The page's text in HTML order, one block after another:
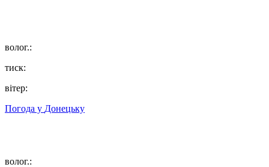
волог.:
тиск:
вітер:
Погода у Донецьку
волог.: